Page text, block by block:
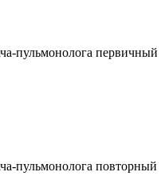
пульмонолога первичный
пульмонолога повторный